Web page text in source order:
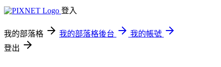
登入
我的部落格 我的部落格後台
我的帳號
登出